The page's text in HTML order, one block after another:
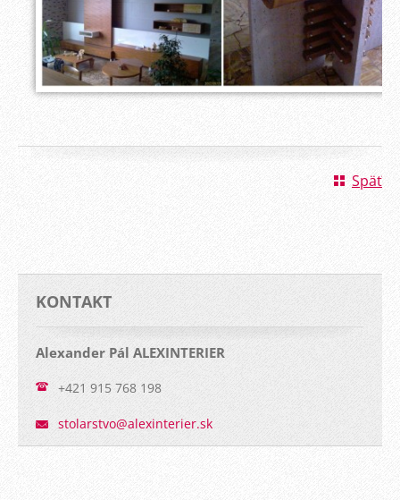
Späť
KONTAKT
Alexander Pál ALEXINTERIER
+421 915 768 198
stolarstvo@alexinterier.sk